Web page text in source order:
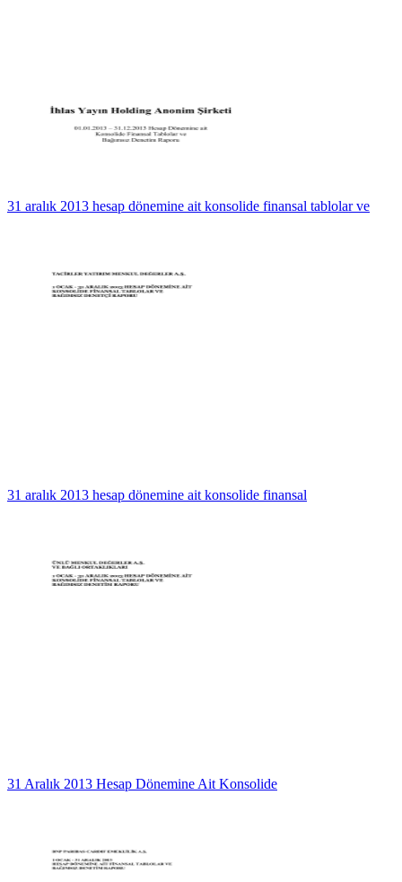
31 aralık 2013 hesap dönemine ait konsolide finansal tablolar ve
31 aralık 2013 hesap dönemine ait konsolide finansal
31 Aralık 2013 Hesap Dönemine Ait Konsolide